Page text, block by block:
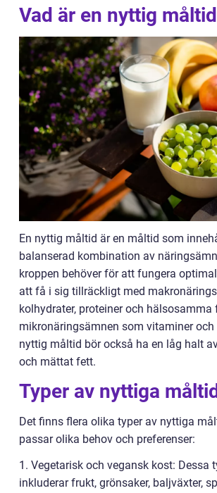
Vad är en nyttig
En nyttig måltid är en måltid som
balanserad kombination av
kroppen behöver för att fungera
att få i sig tillräckligt med
kolhydrater, proteiner och hälsosamma
mikronäringsämnen som vitaminer och
nyttig måltid bör också ha en låg halt
och mättat fett.
Typer av nyttiga
Det finns flera olika typer av nyttiga
passar olika behov och preferenser:
1. Vegetarisk och vegansk kost: Dessa
inkluderar frukt, grönsaker, baljväxter,